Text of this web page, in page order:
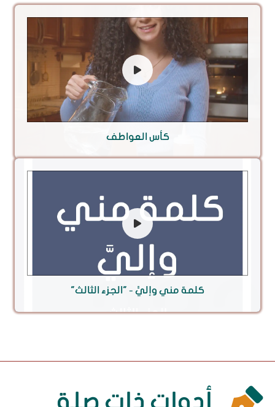
كأس العواطف
كلمة مني وإليَّ - "الجزء الثالث"